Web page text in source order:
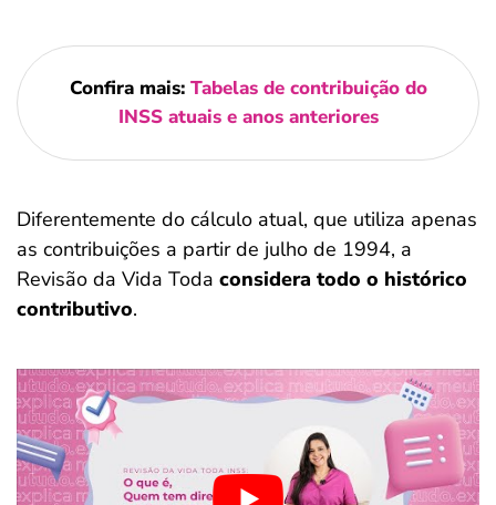
Confira mais: Tabelas de contribuição do
INSS atuais e anos anteriores
Diferentemente do cálculo atual, que utiliza apenas
as contribuições a partir de julho de 1994, a
Revisão da Vida Toda considera todo o histórico
contributivo.